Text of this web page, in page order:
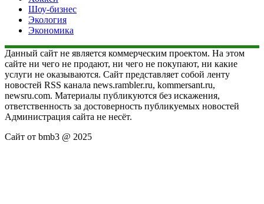
Шоу-бизнес
Экология
Экономика
Данный сайт не является коммерческим проектом. На этом
сайте ни чего не продают, ни чего не покупают, ни какие
услуги не оказываются. Сайт представляет собой ленту
новостей RSS канала news.rambler.ru, kommersant.ru,
newsru.com. Материалы публикуются без искажения,
ответственность за достоверность публикуемых новостей
Администрация сайта не несёт.
Сайт от bmb3 @ 2025